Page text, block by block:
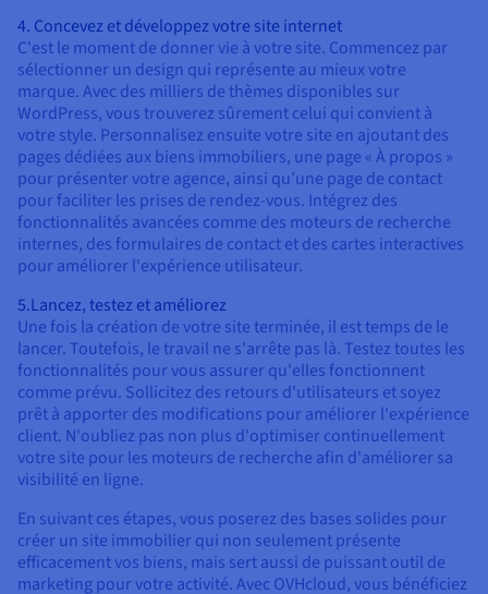
4. Concevez et développez votre site internet
C'est le moment de donner vie à votre site. Commencez par
sélectionner un design qui représente au mieux votre
marque. Avec des milliers de thèmes disponibles sur
WordPress, vous trouverez sûrement celui qui convient à
votre style. Personnalisez ensuite votre site en ajoutant des
pages dédiées aux biens immobiliers, une page « À propos »
pour présenter votre agence, ainsi qu’une page de contact
pour faciliter les prises de rendez-vous. Intégrez des
fonctionnalités avancées comme des moteurs de recherche
internes, des formulaires de contact et des cartes interactives
pour améliorer l'expérience utilisateur.
5.Lancez, testez et améliorez
Une fois la création de votre site terminée, il est temps de le
lancer. Toutefois, le travail ne s'arrête pas là. Testez toutes les
fonctionnalités pour vous assurer qu'elles fonctionnent
comme prévu. Sollicitez des retours d'utilisateurs et soyez
prêt à apporter des modifications pour améliorer l'expérience
client. N'oubliez pas non plus d'optimiser continuellement
votre site pour les moteurs de recherche afin d'améliorer sa
visibilité en ligne.
En suivant ces étapes, vous poserez des bases solides pour
créer un site immobilier qui non seulement présente
efficacement vos biens, mais sert aussi de puissant outil de
marketing pour votre activité. Avec OVHcloud, vous bénéficiez